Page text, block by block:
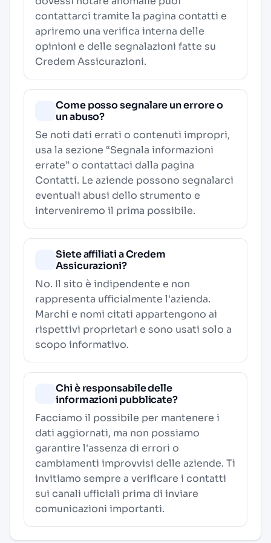
contattarci tramite la pagina contatti e
apriremo una verifica interna delle
opinioni e delle segnalazioni fatte su
Credem Assicurazioni.
Come posso segnalare un errore o
un abuso?
Se noti dati errati o contenuti impropri,
usa la sezione “Segnala informazioni
errate” o contattaci dalla pagina
Contatti. Le aziende possono segnalarci
eventuali abusi dello strumento e
interveniremo il prima possibile.
Siete affiliati a Credem
Assicurazioni?
No. Il sito è indipendente e non
rappresenta ufficialmente l'azienda.
Marchi e nomi citati appartengono ai
rispettivi proprietari e sono usati solo a
scopo informativo.
Chi è responsabile delle
informazioni pubblicate?
Facciamo il possibile per mantenere i
dati aggiornati, ma non possiamo
garantire l'assenza di errori o
cambiamenti improvvisi delle aziende. Ti
invitiamo sempre a verificare i contatti
sui canali ufficiali prima di inviare
comunicazioni importanti.